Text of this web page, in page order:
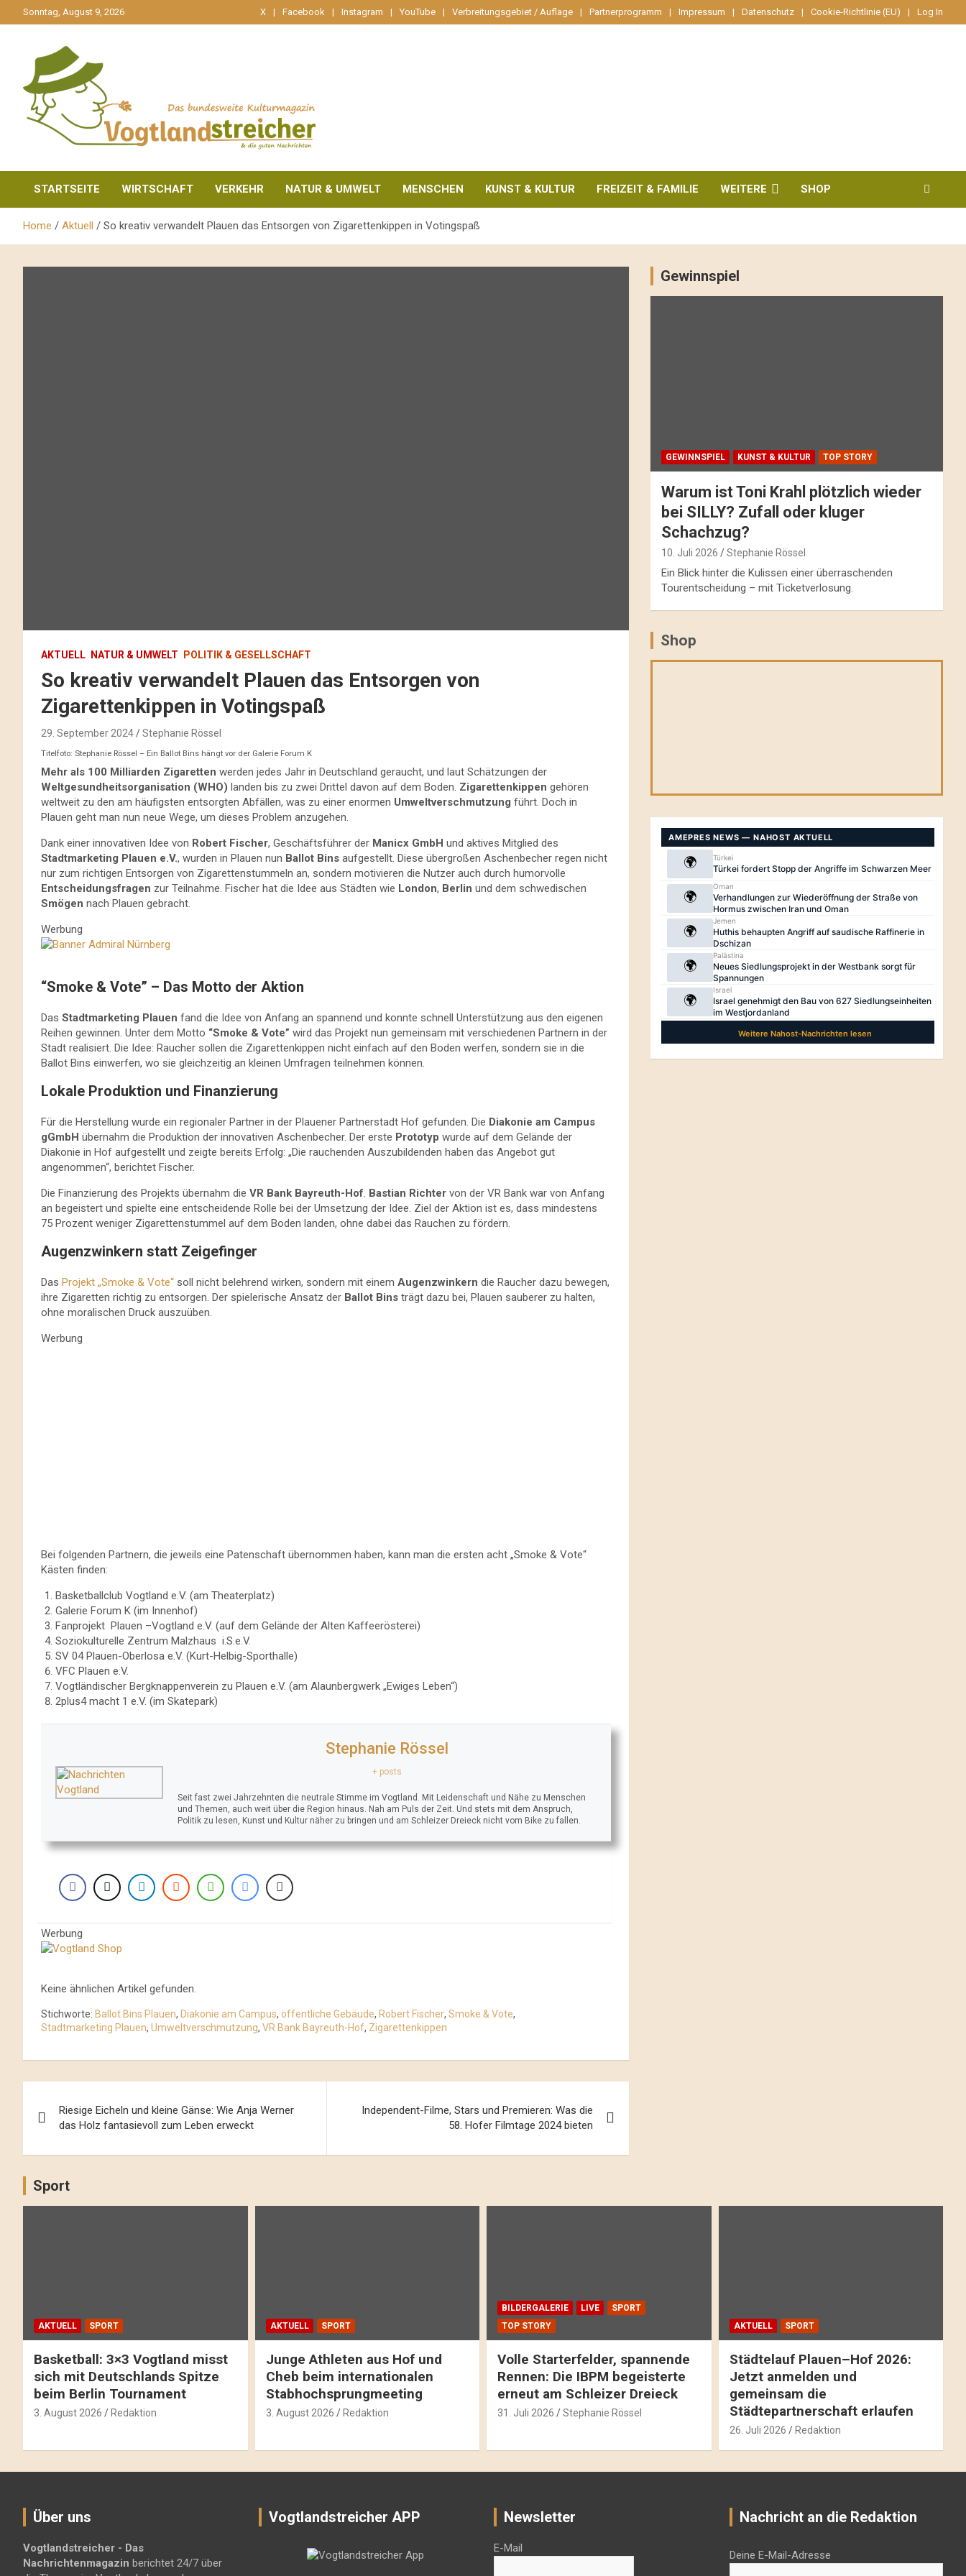
zum
Sonntag, August 9, 2026 X Facebook Instagram YouTube Verbreitungsgebiet / Auflage Partnerprogramm Impressum Datenschutz Cookie-Richtlinie (EU) Log In
Vogtlandstreicher
STARTSEITE WIRTSCHAFT VERKEHR NATUR & UMWELT MENSCHEN KUNST & KULTUR FREIZEIT & FAMILIE WEITERE SHOP
Home Aktuell So kreativ verwandelt Plauen das Entsorgen von Zigarettenkippen in Votingspaß
AKTUELL NATUR & UMWELT POLITIK & GESELLSCHAFT
So kreativ verwandelt Plauen das Entsorgen von
Zigarettenkippen in Votingspaß
29. September 2024 Stephanie Rössel
Titelfoto: Stephanie Rössel – Ein Ballot Bins hängt vor der Galerie Forum K
Mehr als 100 Milliarden Zigaretten werden jedes Jahr in Deutschland geraucht, und laut Schätzungen der
Weltgesundheitsorganisation (WHO) landen bis zu zwei Drittel davon auf dem Boden. Zigarettenkippen gehören
weltweit zu den am häufigsten entsorgten Abfällen, was zu einer enormen Umweltverschmutzung führt. Doch in
Plauen geht man nun neue Wege, um dieses Problem anzugehen.
Dank einer innovativen Idee von Robert Fischer, Geschäftsführer der Manicx GmbH und aktives Mitglied des
Stadtmarketing Plauen e.V., wurden in Plauen nun Ballot Bins aufgestellt. Diese übergroßen Aschenbecher regen nicht
nur zum richtigen Entsorgen von Zigarettenstummeln an, sondern motivieren die Nutzer auch durch humorvolle
Entscheidungsfragen zur Teilnahme. Fischer hat die Idee aus Städten wie London, Berlin und dem schwedischen
Smögen nach Plauen gebracht.
Werbung
“Smoke & Vote” – Das Motto der Aktion
Das Stadtmarketing Plauen fand die Idee von Anfang an spannend und konnte schnell Unterstützung aus den eigenen
Reihen gewinnen. Unter dem Motto “Smoke & Vote” wird das Projekt nun gemeinsam mit verschiedenen Partnern in der
Stadt realisiert. Die Idee: Raucher sollen die Zigarettenkippen nicht einfach auf den Boden werfen, sondern sie in die
Ballot Bins einwerfen, wo sie gleichzeitig an kleinen Umfragen teilnehmen können.
Lokale Produktion und Finanzierung
Für die Herstellung wurde ein regionaler Partner in der Plauener Partnerstadt Hof gefunden. Die Diakonie am Campus
gGmbH übernahm die Produktion der innovativen Aschenbecher. Der erste Prototyp wurde auf dem Gelände der
Diakonie in Hof aufgestellt und zeigte bereits Erfolg: „Die rauchenden Auszubildenden haben das Angebot gut
angenommen“, berichtet Fischer.
Die Finanzierung des Projekts übernahm die VR Bank Bayreuth-Hof Bastian Richter von der VR Bank war von Anfang
an begeistert und spielte eine entscheidende Rolle bei der Umsetzung der Idee. Ziel der Aktion ist es, dass mindestens
75 Prozent weniger Zigarettenstummel auf dem Boden landen, ohne dabei das Rauchen zu fördern.
Augenzwinkern statt Zeigefinger
Das Projekt „Smoke & Vote“ soll nicht belehrend wirken, sondern mit einem Augenzwinkern die Raucher dazu bewegen,
ihre Zigaretten richtig zu entsorgen. Der spielerische Ansatz der Ballot Bins trägt dazu bei, Plauen sauberer zu halten,
ohne moralischen Druck auszuüben.
Werbung
Bei folgenden Partnern, die jeweils eine Patenschaft übernommen haben, kann man die ersten acht „Smoke & Vote“
Kästen finden:
Basketballclub Vogtland e.V. (am Theaterplatz)
Galerie Forum K (im Innenhof)
Fanprojekt Plauen –Vogtland e.V. (auf dem Gelände der Alten Kaffeerösterei)
Soziokulturelle Zentrum Malzhaus i.S.e.V.
SV 04 Plauen-Oberlosa e.V. (Kurt-Helbig-Sporthalle)
VFC Plauen e.V.
Vogtländischer Bergknappenverein zu Plauen e.V. (am Alaunbergwerk „Ewiges Leben“)
2plus4 macht 1 e.V. (im Skatepark)
Stephanie Rössel
+ posts
Seit fast zwei Jahrzehnten die neutrale Stimme im Vogtland. Mit Leidenschaft und Nähe zu Menschen
und Themen, auch weit über die Region hinaus. Nah am Puls der Zeit. Und stets mit dem Anspruch,
Politik zu lesen, Kunst und Kultur näher zu bringen und am Schleizer Dreieck nicht vom Bike zu fallen.
Werbung
Keine ähnlichen Artikel gefunden.
Stichworte: Ballot Bins Plauen, Diakonie am Campus, öffentliche Gebäude, Robert Fischer, Smoke & Vote,
Stadtmarketing Plauen, Umweltverschmutzung, VR Bank Bayreuth-Hof, Zigarettenkippen
Navigation
Riesige Eicheln und kleine Gänse: Wie Anja Werner
das Holz fantasievoll zum Leben erweckt
Independent-Filme, Stars und Premieren: Was die
58. Hofer Filmtage 2024 bieten
Gewinnspiel
GEWINNSPIEL KUNST & KULTUR TOP STORY
Warum ist Toni Krahl plötzlich wieder
bei SILLY? Zufall oder kluger
Schachzug?
10. Juli 2026 Stephanie Rössel
Ein Blick hinter die Kulissen einer überraschenden
Tourentscheidung – mit Ticketverlosung.
Shop
Sport
AKTUELL SPORT
Basketball: 3×3 Vogtland misst
sich mit Deutschlands Spitze
beim Berlin Tournament
3. August 2026 Redaktion
AKTUELL SPORT
Junge Athleten aus Hof und
Cheb beim internationalen
Stabhochsprungmeeting
3. August 2026 Redaktion
BILDERGALERIE LIVE
SPORT
TOP STORY
Volle Starterfelder, spannende
Rennen: Die IBPM begeisterte
erneut am Schleizer Dreieck
31. Juli 2026 Stephanie Rössel
AKTUELL SPORT
Städtelauf Plauen–Hof 2026:
Jetzt anmelden und
gemeinsam die
Städtepartnerschaft erlaufen
26. Juli 2026 Redaktion
Über uns
Vogtlandstreicher - Das
Nachrichtenmagazin berichtet 24/7 über
Vogtlandstreicher APP Newsletter
E-Mail
Nachricht an die Redaktion
Deine E-Mail-Adresse